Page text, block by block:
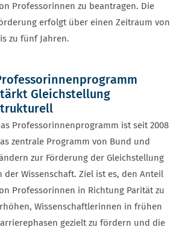
Professorinnen zu beantragen. Die
erfolgt über einen Zeitraum von
zu fünf Jahren.
Gleichstellung
Professorinnenprogramm ist seit 2008
zentrale Programm von Bund und
zur Förderung der Gleichstellung
der Wissenschaft. Ziel ist es, den Anteil
Professorinnen in Richtung Parität zu
Wissenschaftlerinnen in frühen
gezielt zu fördern und die